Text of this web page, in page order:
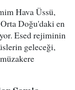
Hava Üssü,
Doğu'daki en
Esed rejiminin
geleceği,